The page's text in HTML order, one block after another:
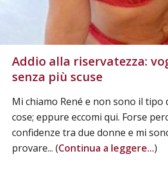
Addio alla riservatezza:
senza più scuse
Mi chiamo René e non sono il tipo
cose; eppure eccomi qui. Forse
confidenze tra due donne e mi
provare... (Continua a leggere...)